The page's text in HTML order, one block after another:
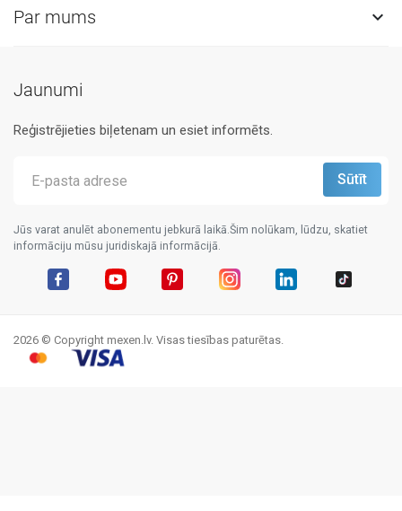
Par mums 
Jaunumi
Reģistrējieties biļetenam un esiet informēts.
Jūs varat anulēt abonementu jebkurā laikā.Šim nolūkam, lūdzu, skatiet
informāciju mūsu juridiskajā informācijā.
2026 © Copyright mexen.lv. Visas tiesības paturētas.